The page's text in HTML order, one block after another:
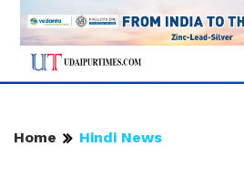
Home Hindi News